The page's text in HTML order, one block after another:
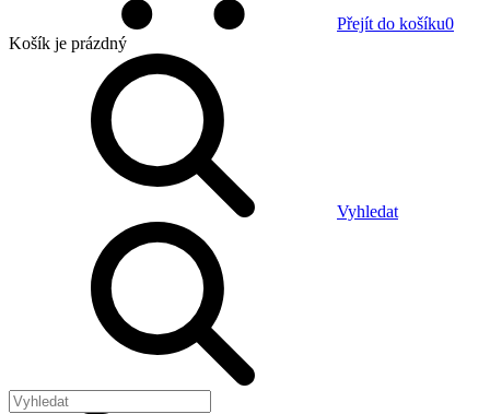
Přejít do košíku0
Košík je prázdný
Vyhledat